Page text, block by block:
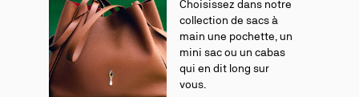
Sacs
&
accessoires
:
La
sélection
Choisissez dans notre
collection de sacs à
main une pochette, un
mini sac ou un cabas
qui en dit long sur
vous.